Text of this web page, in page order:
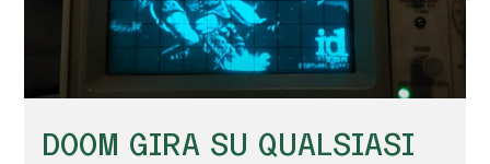
DOOM GIRA SU QUALSIASI